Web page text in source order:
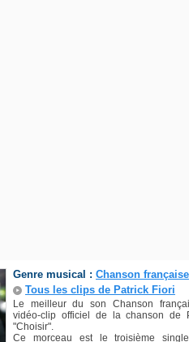
Genre musical : Chanson française
Tous les clips de Patrick Fiori
Le meilleur du son Chanson
vidéo-clip officiel de la chanson de
"Choisir".
Ce morceau est le troisième